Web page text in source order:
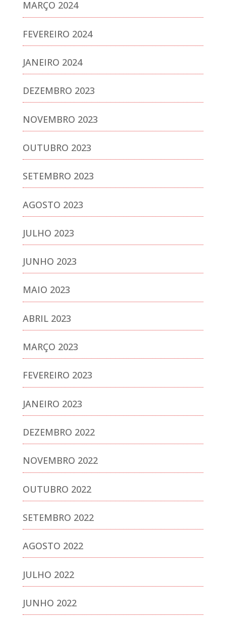
MARÇO 2024
FEVEREIRO 2024
JANEIRO 2024
DEZEMBRO 2023
NOVEMBRO 2023
OUTUBRO 2023
SETEMBRO 2023
AGOSTO 2023
JULHO 2023
JUNHO 2023
MAIO 2023
ABRIL 2023
MARÇO 2023
FEVEREIRO 2023
JANEIRO 2023
DEZEMBRO 2022
NOVEMBRO 2022
OUTUBRO 2022
SETEMBRO 2022
AGOSTO 2022
JULHO 2022
JUNHO 2022